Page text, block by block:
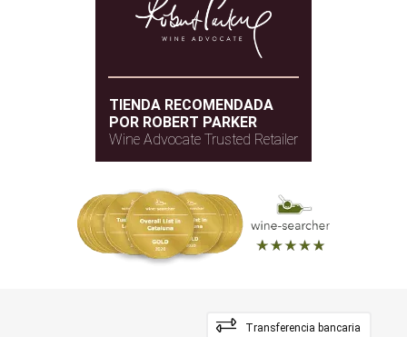
TIENDA RECOMENDADA
POR ROBERT PARKER
Wine Advocate Trusted Retailer
Transferencia bancaria